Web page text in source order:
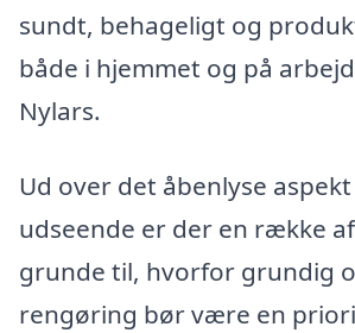
sundt, behageligt og
både i hjemmet og på
Nylars.
Ud over det åbenlyse
udseende er der en række
grunde til, hvorfor grundig
rengøring bør være en